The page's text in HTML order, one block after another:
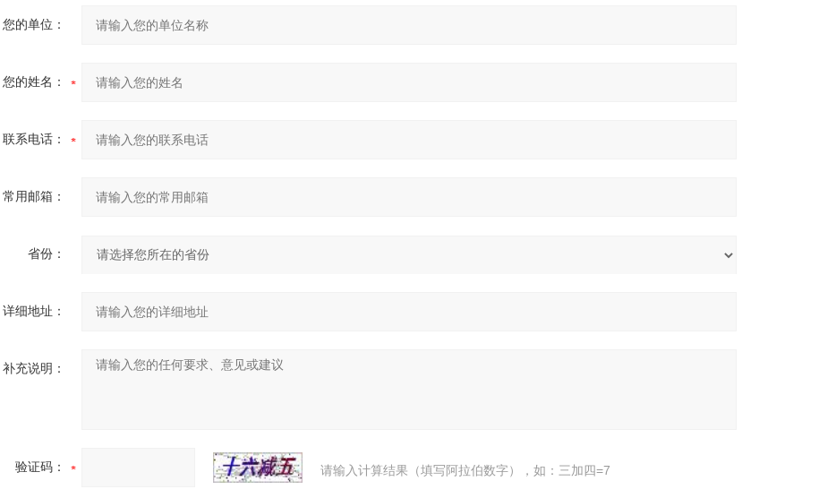
您的单位：
您的姓名：
联系电话：
常用邮箱：
省份：
详细地址：
补充说明：
验证码： 请输入计算结果（填写阿拉伯数字），如：三加四=7